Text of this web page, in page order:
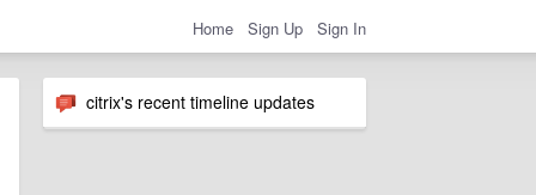
Home Sign Up Sign In
citrix's recent timeline updates